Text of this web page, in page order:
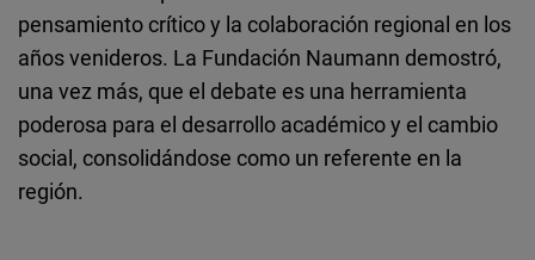
pensamiento crítico y la colaboración regional en los
años venideros. La Fundación Naumann demostró,
una vez más, que el debate es una herramienta
poderosa para el desarrollo académico y el cambio
social, consolidándose como un referente en la
región.